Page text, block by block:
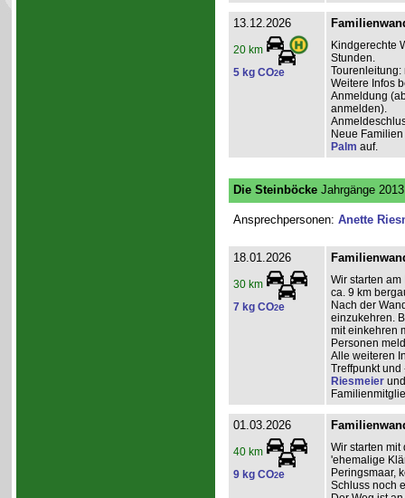
13.12.2026
20 km
5 kg CO2e
Kindgerechte
Stunden.
Tourenleitung:
Weitere Infos
Anmeldung
anmelden).
Neue
Palm auf.
Die SteinböckeJahrgänge
Ansprechpersonen: Anette
18.01.2026
30 km
7 kg CO2e
Wir starten
ca. 9 km
Nach der
einzukehren.
mit einkehren
Personen
Alle weiteren
Treffpunkt
Riesmeier
01.03.2026
40 km
9 kg CO2e
Wir starten
'ehemalige
Peringsmaar,
Schluss noch